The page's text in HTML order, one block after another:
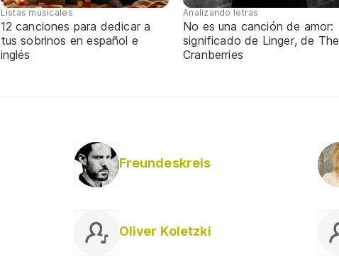
Listas musicales
12 canciones para dedicar a
tus sobrinos en español e
inglés
Analizando letras
No es una canción de amor:
significado de Linger, de The
Cranberries
Freundeskreis
Oliver Koletzki